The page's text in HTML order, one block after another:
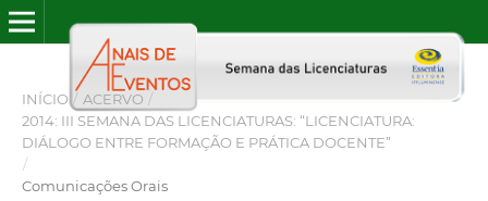
INÍCIO / ACERVO /
2014: III SEMANA DAS LICENCIATURAS: “LICENCIATURA:
DIÁLOGO ENTRE FORMAÇÃO E PRÁTICA DOCENTE”
/
Comunicações Orais